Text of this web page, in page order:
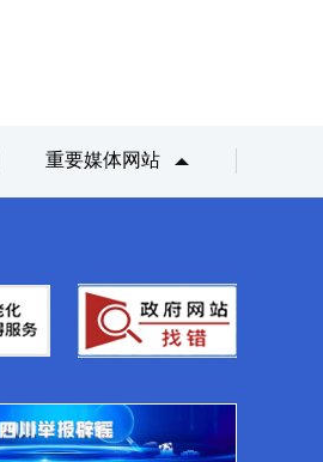
重要媒体网站